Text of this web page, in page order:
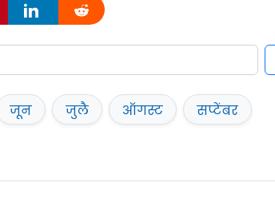
जून जुलै ऑगस्ट
सप्टेंबर